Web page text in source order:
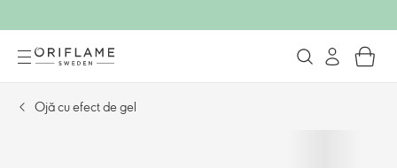
Ojă cu efect de gel